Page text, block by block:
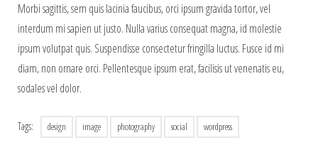
Morbi sagittis, sem quis lacinia faucibus, orci ipsum gravida tortor, vel
interdum mi sapien ut justo. Nulla varius consequat magna, id molestie
ipsum volutpat quis. Suspendisse consectetur fringilla luctus. Fusce id mi
diam, non ornare orci. Pellentesque ipsum erat, facilisis ut venenatis eu,
sodales vel dolor.
Tags: design image photography social wordpress